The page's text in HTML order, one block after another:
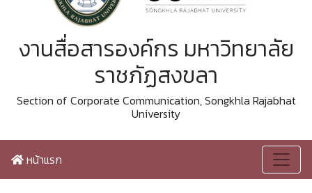
งานสื่อสารองค์กร มหาวิทยาลัย
ราชภัฏสงขลา
Section of Corporate Communication, Songkhla Rajabhat
University
หน้าแรก